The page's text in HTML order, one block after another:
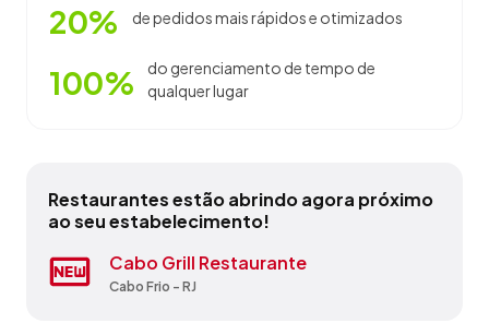
20% de pedidos mais rápidos e otimizados
100%
do gerenciamento de tempo de
qualquer lugar
Restaurantes estão abrindo agora próximo
ao seu estabelecimento!
Cabo Frio Hopedagem
Cabo Frio - RJ
Cabo Grill Restaurante
Cabo Frio - RJ
Chez Michou
Cabo Frio - RJ
Hotel Nanuque
Cabo Frio - RJ
Padaria Requinte Do Forte
Cabo Frio - RJ
Pousada Acquamarine
Cabo Frio - RJ
Pousada Cabo Frio
Cabo Frio - RJ
Pousada Marlin Ltda
Cabo Frio - RJ
Pousada Porto Canal
Cabo Frio - RJ
Top Pizza Point 13 Pizzaria E
Restaurante